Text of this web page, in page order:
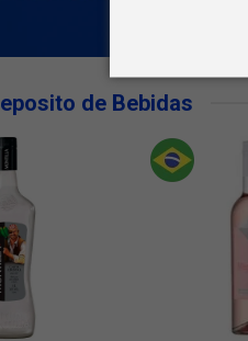
de Bebidas